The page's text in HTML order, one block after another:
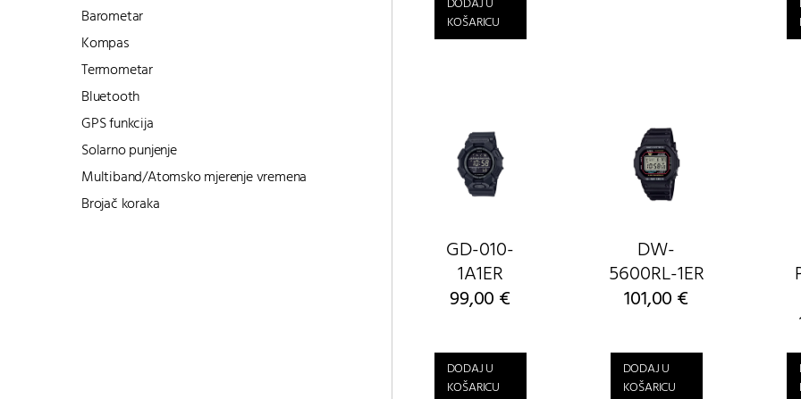
KOŠARICU
GD-010-
1A1ER
99,00 €
DODAJ U
KOŠARICU
DW-
5600RL-1ER
101,00 €
DODAJ U
KOŠARICU
Barometar
Kompas
Termometar
Bluetooth
GPS funkcija
Solarno punjenje
Multiband/Atomsko mjerenje vremena
Brojač koraka